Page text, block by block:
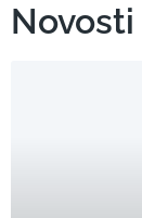
Novosti